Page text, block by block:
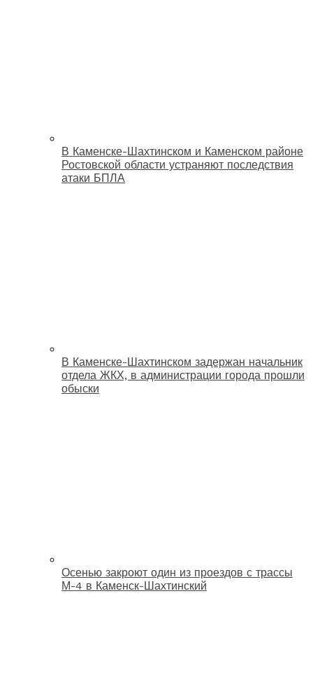
В Каменске-Шахтинском и Каменском районе
Ростовской области устраняют последствия
атаки БПЛА
В Каменске-Шахтинском задержан начальник
отдела ЖКХ, в администрации города прошли
обыски
Осенью закроют один из проездов с трассы
М-4 в Каменск-Шахтинский